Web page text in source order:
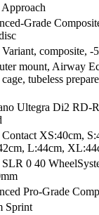
Grade
composite, -
mount, Airway
tubeless
Ultegra Di2 RD-
XS:40cm,
L:44cm,
0 40
Pro-Grade
Sprint